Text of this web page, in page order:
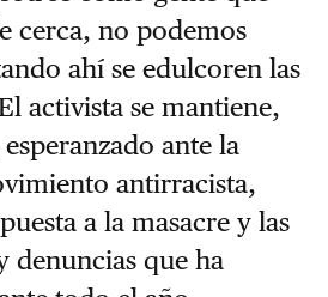
cerca, no podemos
ahí se edulcoren las
activista se mantiene,
ante la
antirracista,
a la masacre y las
denuncias que ha